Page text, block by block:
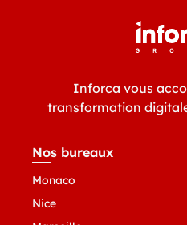
Inforca vous
transformation
Nos bureaux
Monaco
Nice